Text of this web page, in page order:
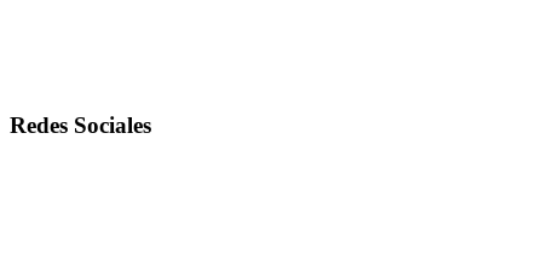
Redes Sociales